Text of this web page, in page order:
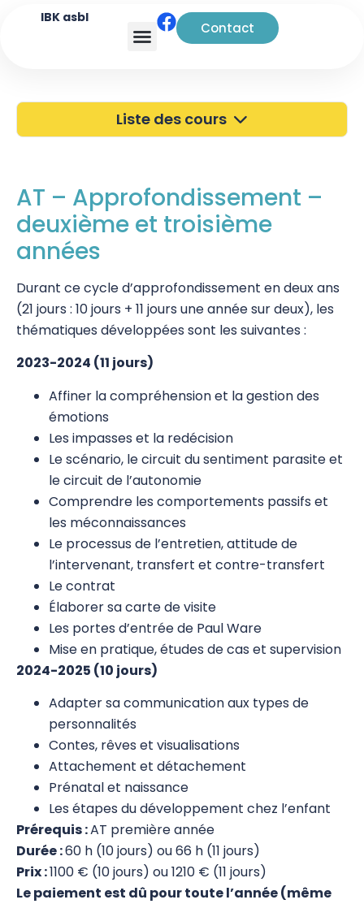
IBK asbl
Contact
Liste des cours
Portes Ouvertes
Atelier à Bruxelles
Découverte
Kinésiologie
Pratiques supervisées – Examens
EFT et Tapping
Psychogénéalogie
Analyse Transactionnelle (AT)
AT – Introduction – cours 101
AT – Base – première année
AT – Approfondissement – deuxième et
troisième années
AT – Journée complémentaire cours 101
Autres Formations
AT – Approfondissement –
deuxième et troisième
années
Durant ce cycle d’approfondissement en deux ans
(21 jours : 10 jours + 11 jours une année sur deux), les
thématiques développées sont les suivantes :
2023-2024 (11 jours)
Affiner la compréhension et la gestion des
émotions
Les impasses et la redécision
Le scénario, le circuit du sentiment parasite et
le circuit de l’autonomie
Comprendre les comportements passifs et
les méconnaissances
Le processus de l’entretien, attitude de
l’intervenant, transfert et contre-transfert
Le contrat
Élaborer sa carte de visite
Les portes d’entrée de Paul Ware
Mise en pratique, études de cas et supervision
2024-2025 (10 jours)
Adapter sa communication aux types de
personnalités
Contes, rêves et visualisations
Attachement et détachement
Prénatal et naissance
Les étapes du développement chez l’enfant
Prérequis :AT première année
Durée :60 h (10 jours) ou 66 h (11 jours)
Prix :1100 € (10 jours) ou 1210 € (11 jours)
Le paiement est dû pour toute l’année (même